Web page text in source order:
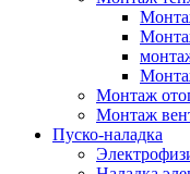
Монтаж
Монтаж
Пуско-наладка